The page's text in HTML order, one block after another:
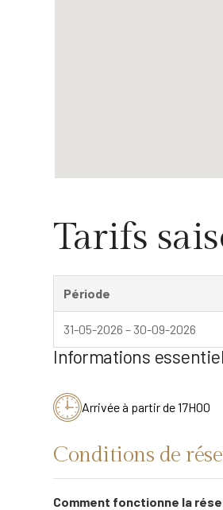
Tarifs
Période
31-05-2026 – 30-09-2026
Informations
Arrivée à partir de 17H00
Conditions de
Comment fonctionne la